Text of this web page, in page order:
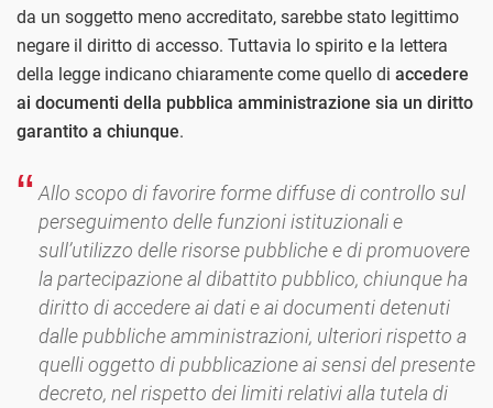
da un soggetto meno accreditato, sarebbe stato legittimo
negare il diritto di accesso. Tuttavia lo spirito e la lettera
della legge indicano chiaramente come quello di accedere
ai documenti della pubblica amministrazione sia un diritto
garantito a chiunque.
Allo scopo di favorire forme diffuse di controllo sul
perseguimento delle funzioni istituzionali e
sull’utilizzo delle risorse pubbliche e di promuovere
la partecipazione al dibattito pubblico, chiunque ha
diritto di accedere ai dati e ai documenti detenuti
dalle pubbliche amministrazioni, ulteriori rispetto a
quelli oggetto di pubblicazione ai sensi del presente
decreto, nel rispetto dei limiti relativi alla tutela di